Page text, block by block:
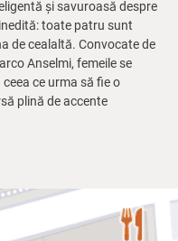
și savuroasă despre
toate patru sunt
de cealaltă. Convocate de
Anselmi, femeile se
ce urma să fie o
plină de accente
unite de același bărbat,
certe, femeile hotărăsc să
și inventiv bărbatul